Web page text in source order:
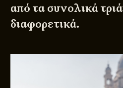
από τα συνολικά
διαφορετικά.